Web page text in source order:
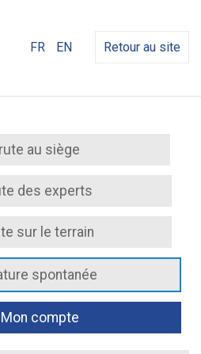
FR EN Retour au site
au siège
des experts
sur le terrain
spontanée
Mon compte